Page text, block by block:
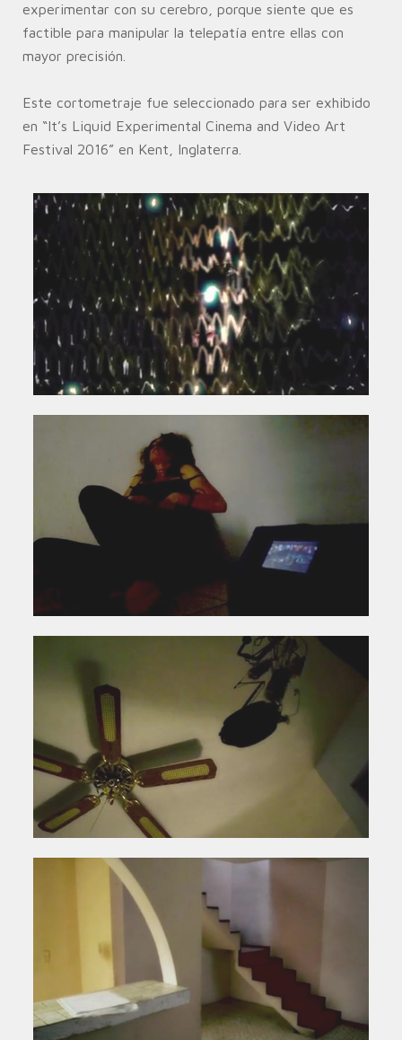
experimentar con su cerebro, porque siente que es
factible para manipular la telepatía entre ellas con
mayor precisión.
Este cortometraje fue seleccionado para ser exhibido
en “It’s Liquid Experimental Cinema and Video Art
Festival 2016” en Kent, Inglaterra.